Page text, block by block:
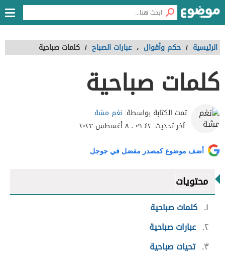
الرئيسية / حكم وأقوال ، عبارات الصباح / كلمات صباحية
كلمات صباحية
تمت الكتابة بواسطة: نغم مشة
آخر تحديث:٠٩:٤٢ ، ٨ أغسطس ٢٠٢٣
أضف موضوع كمصدر مفضل في جوجل
محتويات
١ كلمات صباحية
٢ عبارات صباحية
٣ تحيات صباحية